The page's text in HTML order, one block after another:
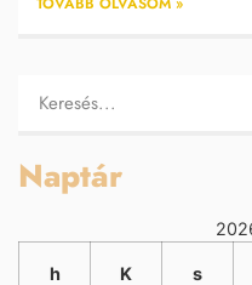
Naptár
h K s